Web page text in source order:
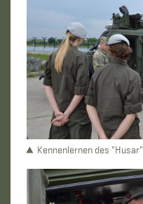
Kennenlernen des "Husar"